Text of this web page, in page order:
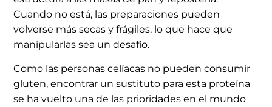
Cuando no está, las preparaciones pueden
volverse más secas y frágiles, lo que hace que
manipularlas sea un desafío.
Como las personas celíacas no pueden consumir
gluten, encontrar un sustituto para esta proteína
se ha vuelto una de las prioridades en el mundo